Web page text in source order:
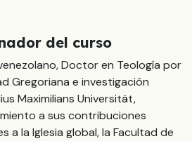
del curso
Doctor en Teología por
Gregoriana e investigación
Maximilians Universität,
a sus contribuciones
a la Iglesia global, la Facultad de